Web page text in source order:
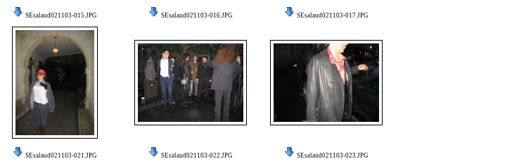
SEsalaud021103-015.JPG SEsalaud021103-016.JPG SEsalaud021103-017.JPG
SEsalaud021103-021.JPG SEsalaud021103-022.JPG SEsalaud021103-023.JPG